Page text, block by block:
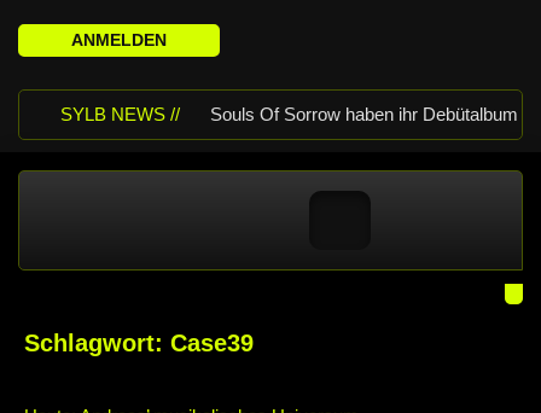
SYLB NEWS // Souls Of Sorrow haben ihr Debütalbum
Parkhaus Meiderich, Duisburg
ANMELDEN
Schlagwort: Case39